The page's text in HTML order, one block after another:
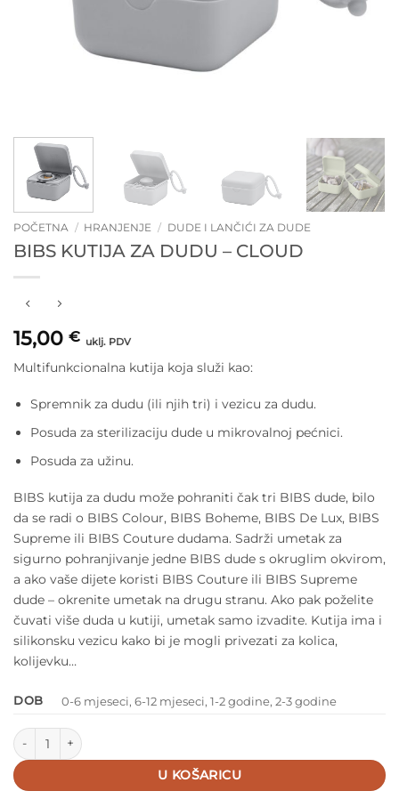
POČETNA / HRANJENJE / DUDE I LANČIĆI ZA DUDE
BIBS KUTIJA ZA DUDU – CLOUD
15,00 € uklj. PDV
Multifunkcionalna kutija koja služi kao:
Spremnik za dudu (ili njih tri) i vezicu za dudu.
Posuda za sterilizaciju dude u mikrovalnoj pećnici.
Posuda za užinu.
BIBS kutija za dudu može pohraniti čak tri BIBS dude, bilo
da se radi o BIBS Colour, BIBS Boheme, BIBS De Lux, BIBS
Supreme ili BIBS Couture dudama. Sadrži umetak za
sigurno pohranjivanje jedne BIBS dude s okruglim okvirom,
a ako vaše dijete koristi BIBS Couture ili BIBS Supreme
dude – okrenite umetak na drugu stranu. Ako pak poželite
čuvati više duda u kutiji, umetak samo izvadite. Kutija ima i
silikonsku vezicu kako bi je mogli privezati za kolica,
kolijevku…
DOB 0-6 mjeseci, 6-12 mjeseci, 1-2 godine, 2-3 godine
BIBS kutija za dudu – Cloud količina
U KOŠARICU